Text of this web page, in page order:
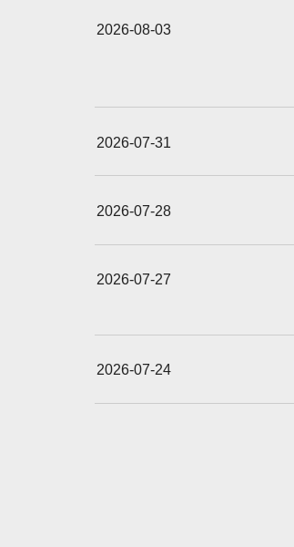
2026-08-03
2026-07-31
2026-07-28
2026-07-27
2026-07-24